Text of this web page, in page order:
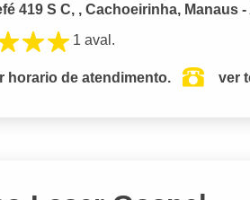
419 S C, , Cachoeirinha, Manaus -
1 aval.
horario de atendimento. ver